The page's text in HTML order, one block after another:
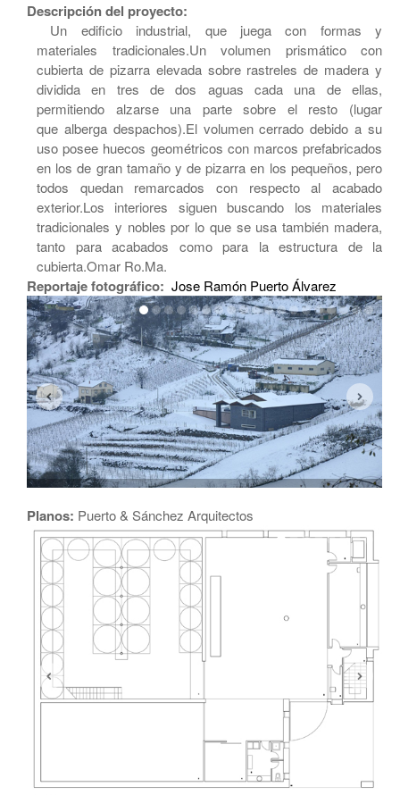
Descripción del proyecto:
Un edificio industrial, que juega con formas y
materiales tradicionales.Un volumen prismático con
cubierta de pizarra elevada sobre rastreles de madera y
dividida en tres de dos aguas cada una de ellas,
permitiendo alzarse una parte sobre el resto (lugar
que alberga despachos).El volumen cerrado debido a su
uso posee huecos geométricos con marcos prefabricados
en los de gran tamaño y de pizarra en los pequeños, pero
todos quedan remarcados con respecto al acabado
exterior.Los interiores siguen buscando los materiales
tradicionales y nobles por lo que se usa también madera,
tanto para acabados como para la estructura de la
cubierta.Omar Ro.Ma.
Reportaje fotográfico: Jose Ramón Puerto Álvarez
Planos: Puerto & Sánchez Arquitectos